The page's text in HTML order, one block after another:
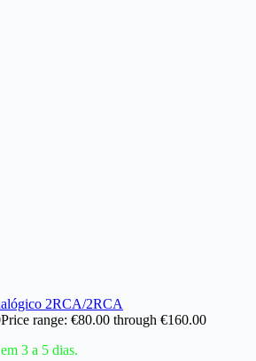
2RCA/2RCA
Price range: €80.00 through €160.00
3 a 5 dias.